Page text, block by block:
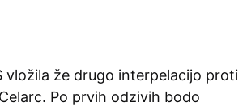
vložila že drugo interpelacijo proti
Po prvih odzivih bodo